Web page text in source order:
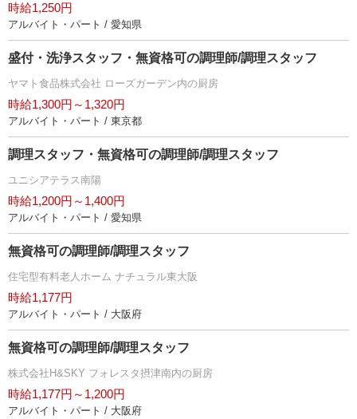
時給1,250円
アルバイト・パート / 愛知県
盛付・洗浄スタッフ・無資格可の調理師/調理スタッフ
ヤマト食品株式会社 ローズガーデン内の厨房
時給1,300円～1,320円
アルバイト・パート / 東京都
調理スタッフ・無資格可の調理師/調理スタッフ
ユニシアテラス南陽
時給1,200円～1,400円
アルバイト・パート / 愛知県
無資格可の調理師/調理スタッフ
住宅型有料老人ホーム ナチュラル東大阪
時給1,177円
アルバイト・パート / 大阪府
無資格可の調理師/調理スタッフ
株式会社H&SKY フォレスタ摂津南内の厨房
時給1,177円～1,200円
アルバイト・パート / 大阪府